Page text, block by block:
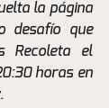
la página
desafío que
Recoleta el
horas en